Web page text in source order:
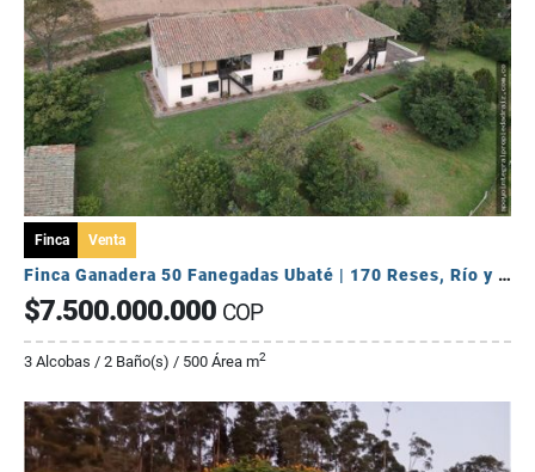
Finca Venta
Finca Ganadera 50 Fanegadas Ubaté | 170 Reses, Río y Puerta Cerrada🐄✨
$7.500.000.000 COP
3 Alcobas / 2 Baño(s) / 500 Área m2